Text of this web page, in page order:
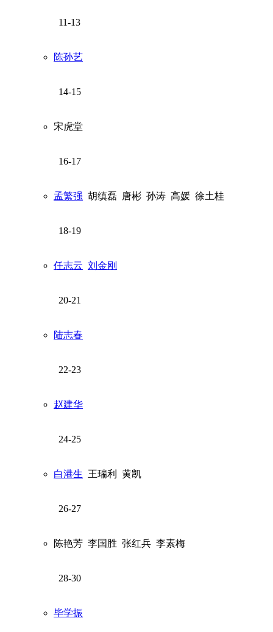
11-13
陈孙艺
14-15
宋虎堂
16-17
孟繁强 胡缜磊 唐彬 孙涛 高媛 徐土桂
18-19
任志云 刘金刚
20-21
陆志春
22-23
赵建华
24-25
白港生 王瑞利 黄凯
26-27
陈艳芳 李国胜 张红兵 李素梅
28-30
毕学振